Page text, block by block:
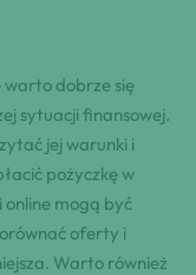
warto dobrze się
sytuacji finansowej.
jej warunki i
pożyczkę w
mogą być
oferty i
Warto również